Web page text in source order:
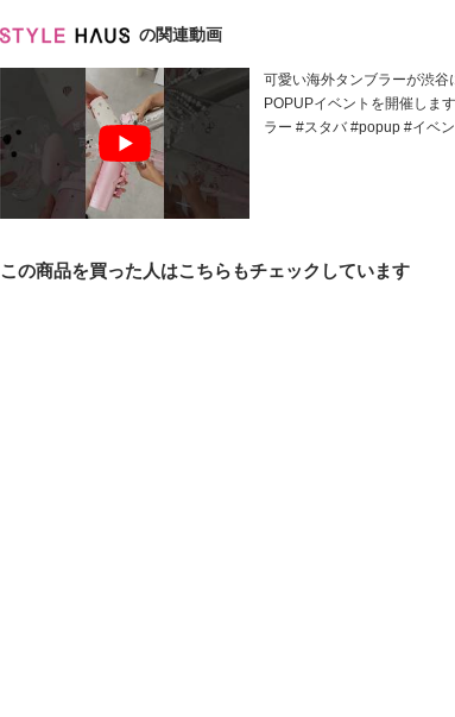
の関連動画
可愛い海外タンブラーが渋谷
POPUPイベントを開催しま
ラー #スタバ #popup #イベン
この商品を買った人はこちらもチェックしています